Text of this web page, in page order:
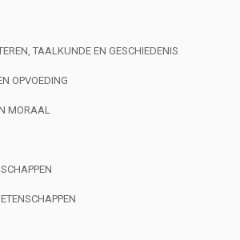
TAALKUNDE EN GESCHIEDENIS
OPVOEDING
MORAAL